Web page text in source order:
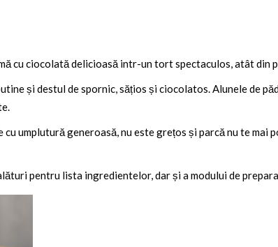
cu ciocolată delicioasă intr-un tort spectaculos, atât din
și destul de spornic, sățios și ciocolatos. Alunele de
umplutură generoasă, nu este grețos și parcă nu te mai
pentru lista ingredientelor, dar și a modului de